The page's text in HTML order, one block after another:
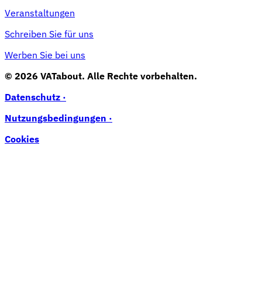
Veranstaltungen
Schreiben Sie für uns
Werben Sie bei uns
© 2026 VATabout. Alle Rechte vorbehalten.
Datenschutz ·
Nutzungsbedingungen ·
Cookies